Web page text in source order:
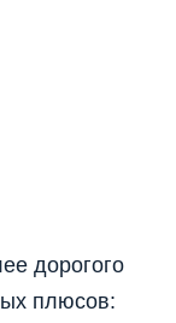
дорогого
плюсов: